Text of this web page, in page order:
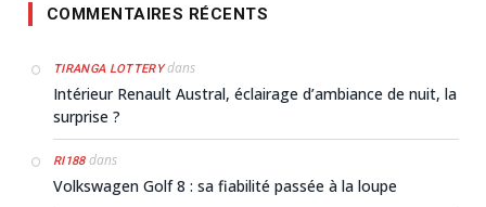
COMMENTAIRES RÉCENTS
TIRANGA LOTTERYdans
Intérieur Renault Austral, éclairage d’ambiance de nuit, la
surprise ?
RI188dans
Volkswagen Golf 8 : sa fiabilité passée à la loupe